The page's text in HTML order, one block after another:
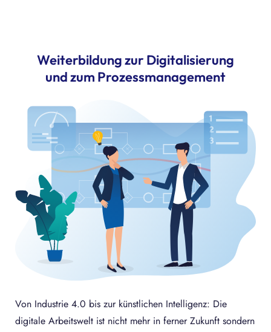
Weiterbildung zur Digitalisierung
und zum Prozessmanagement
Von Industrie 4.0 bis zur künstlichen Intelligenz: Die
digitale Arbeitswelt ist nicht mehr in ferner Zukunft sondern